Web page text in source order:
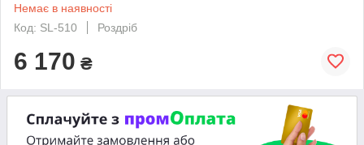
Немає в наявності
Код: SL-510
Роздріб
6 170 ₴